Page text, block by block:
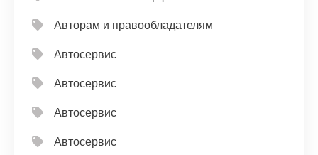
Авторам и правообладателям
Автосервис
Автосервис
Автосервис
Автосервис